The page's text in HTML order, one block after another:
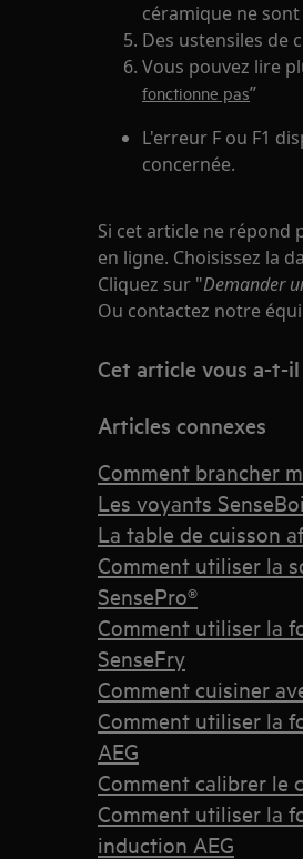
céramique ne
Des ustensiles de
Vous pouvez lire
fonctionne pas”
L'erreur F ou F1
concernée.
Si cet article ne répond
en ligne. Choisissez la
Cliquez sur "Demander
Ou contactez notre
Cet article vous a-t-
Articles connexes
Comment brancher
Les voyants
La table de cuisson
Comment utiliser la
SensePro®
Comment utiliser la
SenseFry
Comment cuisiner
Comment utiliser la
AEG
Comment calibrer le
Comment utiliser la
induction AEG